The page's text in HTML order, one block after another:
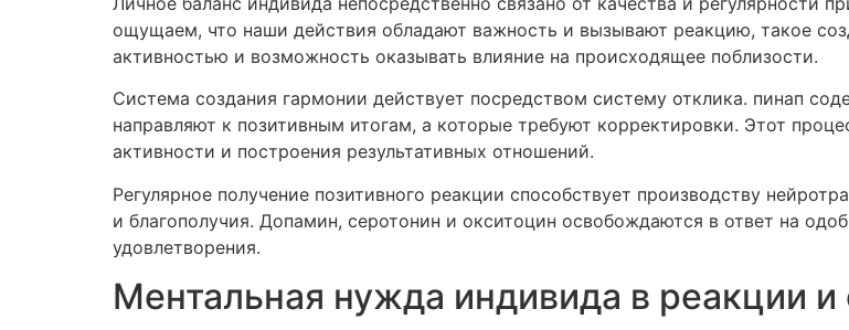
ощущаем, что наши действия обладают важность и вызывают реакцию, такое
активностью и возможность оказывать влияние на происходящее поблизости.
Система создания гармонии действует посредством систему отклика. пинап
направляют к позитивным итогам, а которые требуют корректировки. Этот
активности и построения результативных отношений.
Регулярное получение позитивного реакции способствует производству
и благополучия. Допамин, серотонин и окситоцин освобождаются в ответ на
удовлетворения.
Ментальная нужда индивида в реакции и